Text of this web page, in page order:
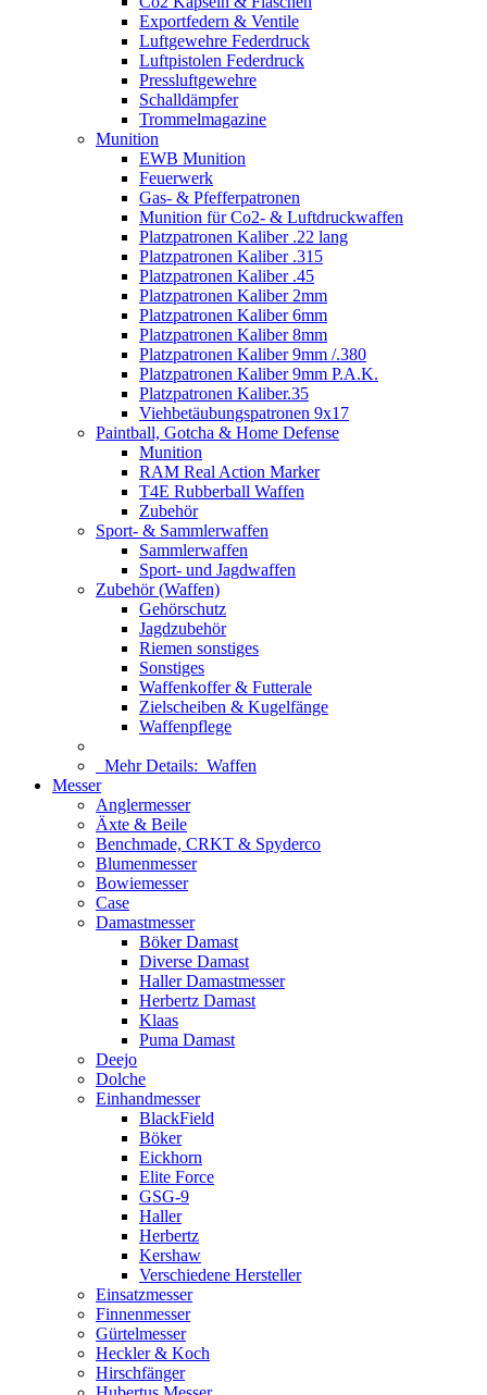
Exportfedern & Ventile
Luftgewehre Federdruck
Luftpistolen Federdruck
Pressluftgewehre
Schalldämpfer
Trommelmagazine
Munition
EWB Munition
Feuerwerk
Gas- & Pfefferpatronen
Munition für Co2- & Luftdruckwaffen
Platzpatronen Kaliber .22 lang
Platzpatronen Kaliber .315
Platzpatronen Kaliber .45
Platzpatronen Kaliber 2mm
Platzpatronen Kaliber 6mm
Platzpatronen Kaliber 8mm
Platzpatronen Kaliber 9mm /.380
Platzpatronen Kaliber 9mm P.A.K.
Platzpatronen Kaliber.35
Viehbetäubungspatronen 9x17
Paintball, Gotcha & Home Defense
Munition
RAM Real Action Marker
T4E Rubberball Waffen
Zubehör
Sport- & Sammlerwaffen
Sammlerwaffen
Sport- und Jagdwaffen
Zubehör (Waffen)
Gehörschutz
Jagdzubehör
Riemen sonstiges
Sonstiges
Waffenkoffer & Futterale
Zielscheiben & Kugelfänge
Waffenpflege
Mehr Details: Waffen
Messer
Anglermesser
Äxte & Beile
Benchmade, CRKT & Spyderco
Blumenmesser
Bowiemesser
Case
Damastmesser
Böker Damast
Diverse Damast
Haller Damastmesser
Herbertz Damast
Klaas
Puma Damast
Deejo
Dolche
Einhandmesser
BlackField
Böker
Eickhorn
Elite Force
GSG-9
Haller
Herbertz
Kershaw
Verschiedene Hersteller
Einsatzmesser
Finnenmesser
Gürtelmesser
Heckler & Koch
Hirschfänger